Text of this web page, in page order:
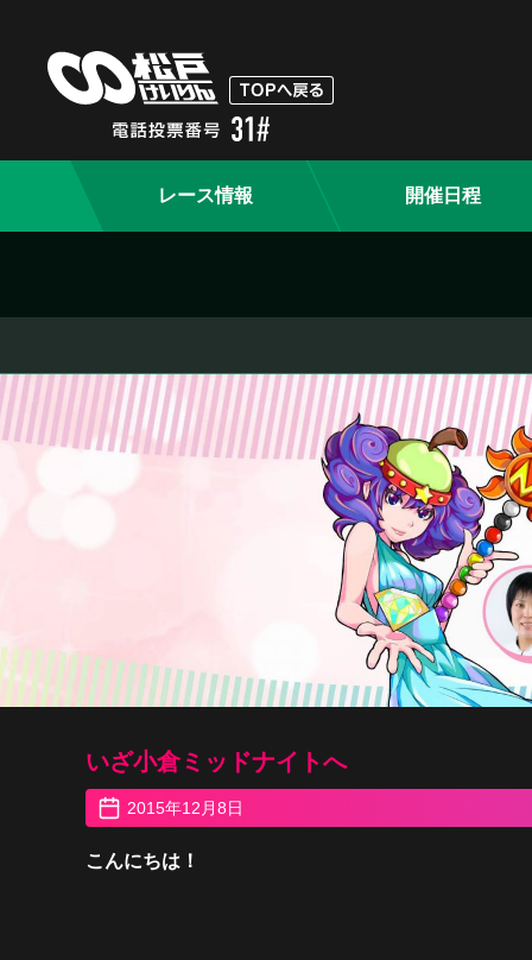
レース情報 開催日程
いざ小倉ミッドナイトへ
2015年12月8日
こんにちは！